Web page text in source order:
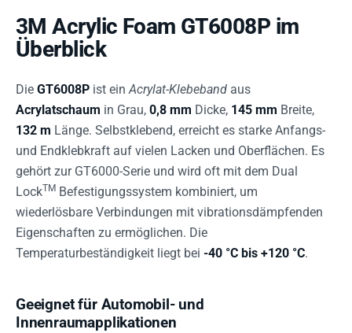
3M Acrylic Foam GT6008P im
Überblick
Die GT6008P ist einAcrylat-Klebeband aus
Acrylatschaum in Grau, 0,8 mm Dicke, 145 mm Breite,
132 m Länge. Selbstklebend, erreicht es starke Anfangs-
und Endklebkraft auf vielen Lacken und Oberflächen. Es
gehört zur GT6000-Serie und wird oft mit dem Dual
LockTM Befestigungssystem kombiniert, um
wiederlösbare Verbindungen mit vibrationsdämpfenden
Eigenschaften zu ermöglichen. Die
Temperaturbeständigkeit liegt bei -40 °C bis +120 °C.
Geeignet für Automobil- und
Innenraumapplikationen